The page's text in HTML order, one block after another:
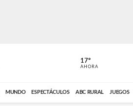
ABC CARDINAL
17º
AHORA
MUNDO ESPECTÁCULOS ABC RURAL JUEGOS